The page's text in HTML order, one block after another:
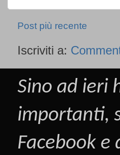
Post più recente
Iscriviti a:
Sino ad ieri
importanti,
Facebook e